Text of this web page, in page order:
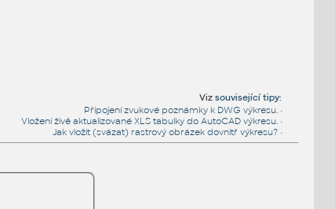
Vizsouvisející tipy:
Připojení zvukové poznámky k DWG výkresu. •
Vložení živě aktualizované XLS tabulky do AutoCAD výkresu. •
Jak vložit (svázat) rastrový obrázek dovnitř výkresu? •